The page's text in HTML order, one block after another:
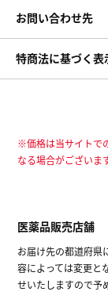
お問い合わせ先
特商法に基づく表
※価格は当サイトで
なる場合がございま
医薬品販売店舗
お届け先の都道府県
容によっては変更と
せいたしますので予